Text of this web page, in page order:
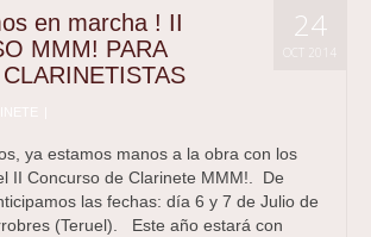
24
OCT 2014
en marcha ! II
MMM! PARA
ya estamos manos a la obra con los
II Concurso de Clarinete MMM!. De
las fechas: día 6 y 7 de Julio de
(Teruel). Este año estará con